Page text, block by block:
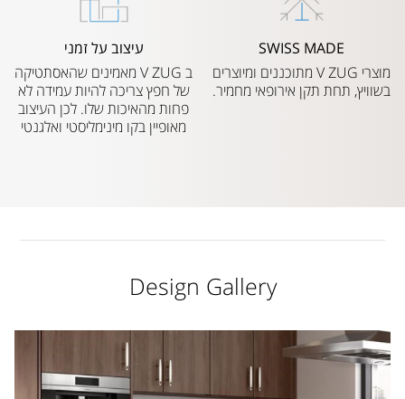
SWISS MADE
מוצרי V ZUG מתוכננים ומיוצרים
בשוויץ, תחת תקן אירופאי מחמיר.
עיצוב על זמני
ב V ZUG מאמינים שהאסתטיקה
של חפץ צריכה להיות עמידה לא
פחות מהאיכות שלו. לכן העיצוב
מאופיין בקו מינימליסטי ואלגנטי
Design Gallery